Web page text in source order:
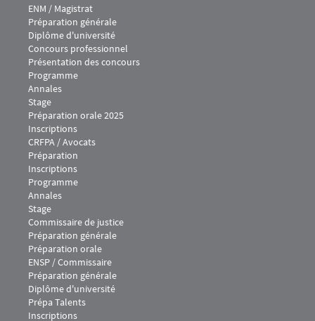
Menu footer IEJ 1
ENM / Magistrat
Préparation générale
Diplôme d'université
Concours professionnel
Présentation des concours
Programme
Annales
Stage
Préparation orale 2025
Inscriptions
Menu footer IEJ 2
CRFPA / Avocats
Préparation
Inscriptions
Programme
Annales
Stage
Menu footer IEJ 3
Commissaire de justice
Préparation générale
Préparation orale
Menu footer IEJ 4
ENSP / Commissaire
Préparation générale
Diplôme d'université
Prépa Talents
Inscriptions